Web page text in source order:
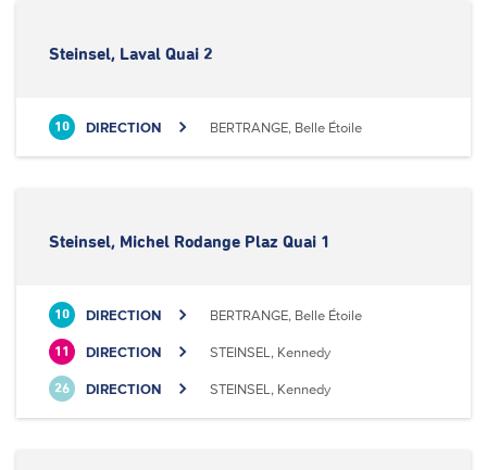
Steinsel, Laval Quai 2
10 DIRECTION BERTRANGE, Belle Étoile
Steinsel, Michel Rodange Plaz Quai 1
10 DIRECTION BERTRANGE, Belle Étoile
11 DIRECTION STEINSEL, Kennedy
26 DIRECTION STEINSEL, Kennedy